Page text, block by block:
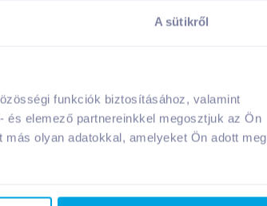
A sütikről
funkciók biztosításához, valamint
és elemező partnereinkkel megosztjuk az Ön
olyan adatokkal, amelyeket Ön adott meg